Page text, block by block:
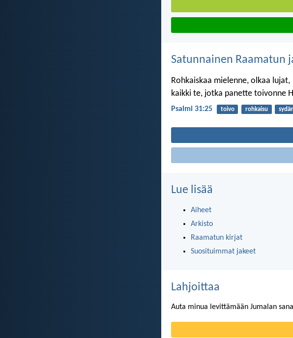
Satunnainen Raamatun
Rohkaiskaa mielenne, olkaa lujat,
kaikki te, jotka panette toivonne
Psalmi 31:25 toivo rohkaisu
Lue lisää
Aiheet
Arkisto
Raamatun kirjat
Suosituimmat jakeet
Lahjoittaa
Auta minua levittämään Jumalan